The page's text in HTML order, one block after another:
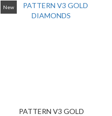
New
PATTERN V3 GOLD